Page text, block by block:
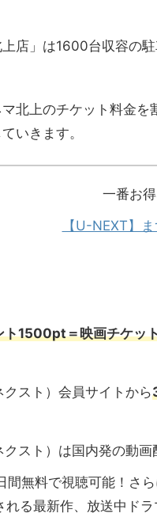
上店」は1600台収容の
北上のチケット料金を
いきます。
一番お
【U-NEXT】
ト1500pt＝映画チケッ
スト）会員サイトから
スト） は国内発の動画
間無料で視聴可能！ さ
れる最新作、放送中ド